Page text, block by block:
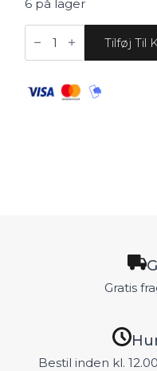
6 på lager
Level
antal Tilføj Til
Gratis
Bestil inden kl.